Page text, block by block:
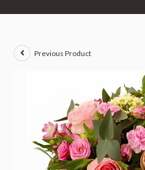
Previous Product